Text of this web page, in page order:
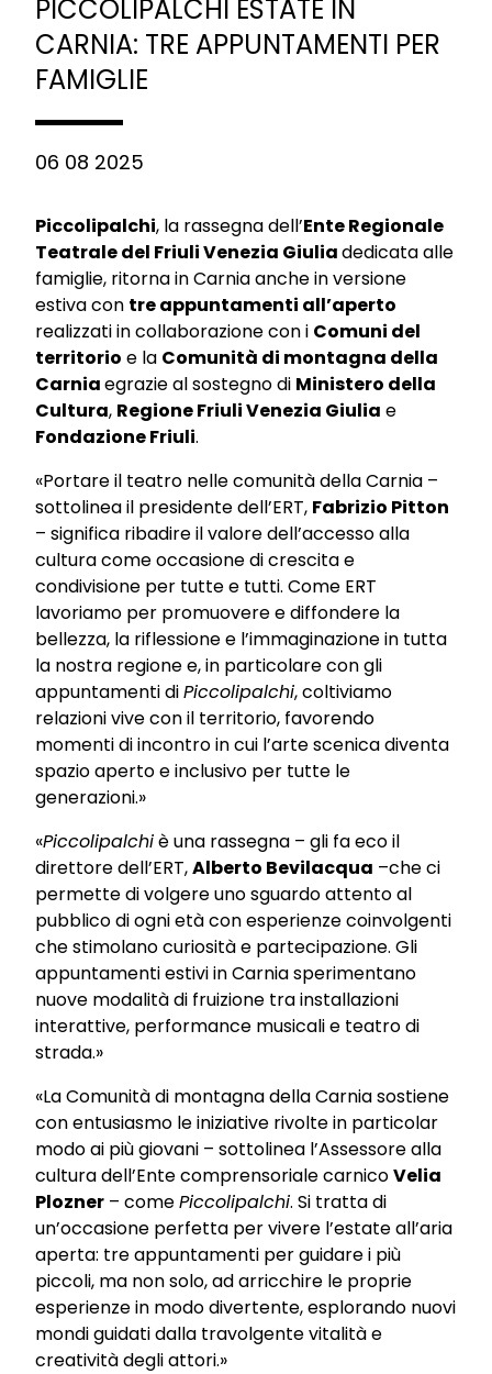
PICCOLIPALCHI ESTATE IN
CARNIA: TRE APPUNTAMENTI PER
FAMIGLIE
06 08 2025
Piccolipalchi, la rassegna dell’Ente Regionale
Teatrale del Friuli Venezia Giuliadedicata alle
famiglie, ritorna in Carnia anche in versione
estiva con tre appuntamenti all’aperto
realizzati in collaborazione con i Comuni del
territorio e la Comunità di montagna della
Carniaegrazie al sostegno di Ministero della
Cultura, Regione Friuli Venezia Giulia e
Fondazione Friuli.
«Portare il teatro nelle comunità della Carnia –
sottolinea il presidente dell’ERT, Fabrizio Pitton
– significa ribadire il valore dell’accesso alla
cultura come occasione di crescita e
condivisione per tutte e tutti. Come ERT
lavoriamo per promuovere e diffondere la
bellezza, la riflessione e l’immaginazione in tutta
la nostra regione e, in particolare con gli
appuntamenti diPiccolipalchi, coltiviamo
relazioni vive con il territorio, favorendo
momenti di incontro in cui l’arte scenica diventa
spazio aperto e inclusivo per tutte le
generazioni.»
«Piccolipalchiè una rassegna – gli fa eco il
direttore dell’ERT,Alberto Bevilacqua –che ci
permette di volgere uno sguardo attento al
pubblico di ogni età con esperienze coinvolgenti
che stimolano curiosità e partecipazione. Gli
appuntamenti estivi in Carnia sperimentano
nuove modalità di fruizione tra installazioni
interattive, performance musicali e teatro di
strada.»
«La Comunità di montagna della Carnia sostiene
con entusiasmo le iniziative rivolte in particolar
modo ai più giovani – sottolinea l’Assessore alla
cultura dell’Ente comprensoriale carnicoVelia
Plozner – comePiccolipalchi. Si tratta di
un’occasione perfetta per vivere l’estate all’aria
aperta: tre appuntamenti per guidare i più
piccoli, ma non solo, ad arricchire le proprie
esperienze in modo divertente, esplorando nuovi
mondi guidati dalla travolgente vitalità e
creatività degli attori.»